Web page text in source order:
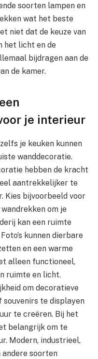
soorten lampen en
wat het beste
niet dat de keuze van
het licht en de
bijdragen aan de
de kamer.
je interieur
je keuken kunnen
wanddecoratie.
hebben de kracht
aantrekkelijker te
Kies bijvoorbeeld voor
om je
kan een ruimte
kunnen dierbare
en een warme
alleen functioneel,
ruimte en licht.
om decoratieve
souvenirs te displayen
te creëren. Bij het
belangrijk om te
Modern, industrieel,
soorten